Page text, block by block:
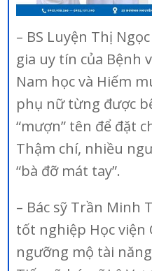
– BS Luyện Thị
gia uy tín của Bệnh
Nam học và Hiếm
phụ nữ từng được
“mượn” tên để đặt
Thậm chí, nhiều
“bà đỡ mát tay”.
– Bác sỹ Trần Minh
tốt nghiệp Học viện
ngưỡng mộ tài